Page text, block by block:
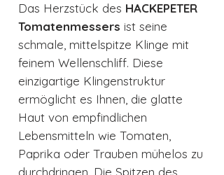
Das Herzstück des HACKEPETER
Tomatenmessers ist seine
schmale, mittelspitze Klinge mit
feinem Wellenschliff. Diese
einzigartige Klingenstruktur
ermöglicht es Ihnen, die glatte
Haut von empfindlichen
Lebensmitteln wie Tomaten,
Paprika oder Trauben mühelos zu
durchdringen. Die Spitzen des